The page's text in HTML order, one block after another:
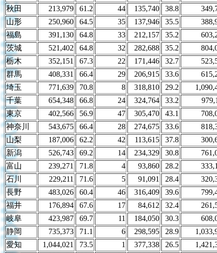
秋田
213,979 61.2 44 135,740 38.8
山形
250,960 64.5 35 137,946 35.5
福島
391,130 64.8 33 212,157 35.2
茨城
521,402 64.8 32 282,688 35.2
栃木
352,151 67.3 22 171,446 32.7
群馬
408,331 66.4 29 206,915 33.6
埼玉
771,639 70.8 8 318,810 29.2
千葉
654,348 66.8 24 324,764 33.2
東京
402,566 56.9 47 305,470 43.1
神奈川
543,675 66.4 28 274,675 33.6
山梨
187,006 62.2 42 113,615 37.8
新潟
526,743 69.2 14 234,329 30.8
富山
239,271 71.8 4 93,860 28.2
石川
229,211 71.6 5 91,091 28.4
長野
483,026 60.4 46 316,409 39.6
福井
176,894 67.6 17 84,612 32.4
岐阜
423,987 69.7 11 184,050 30.3
静岡
735,373 71.1 6 298,595 28.9
愛知
1,044,021 73.5 1 377,338 26.5